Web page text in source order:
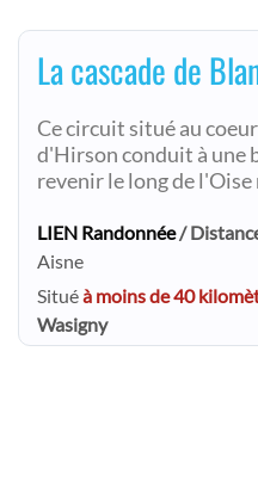
La cascade de
Ce circuit situé au
d'Hirson conduit à une
revenir le long de l'Oise
LIEN Randonnée/
Aisne
Situéà moins de 40
Wasigny